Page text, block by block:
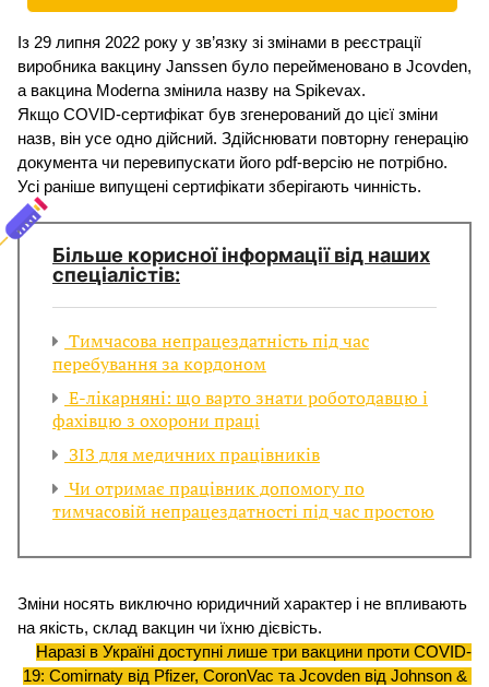
Із 29 липня 2022 року у зв’язку зі змінами в реєстрації
а вакцина Moderna змінила назву на Spikevax.
Якщо COVID-сертифікат був згенерований до цієї зміни
назв, він усе одно дійсний. Здійснювати повторну генерацію
документа чи перевипускати його pdf-версію не потрібно.
Усі раніше випущені сертифікати зберігають чинність.
Більше корисної інформації від наших
спеціалістів:
Тимчасова непрацездатність під час
перебування за кордоном
Е-лікарняні: що варто знати роботодавцю і
фахівцю з охорони праці
ЗІЗ для медичних працівників
Чи отримає працівник допомогу по
тимчасовій непрацездатності під час простою
Зміни носять виключно юридичний характер і не впливають
на якість, склад вакцин чи їхню дієвість.
Наразі в Україні доступні лише три вакцини проти COVID-
19: Comirnaty від Pfizer, CoronVac та Jcovden від Johnson &
л
а
о
о
р